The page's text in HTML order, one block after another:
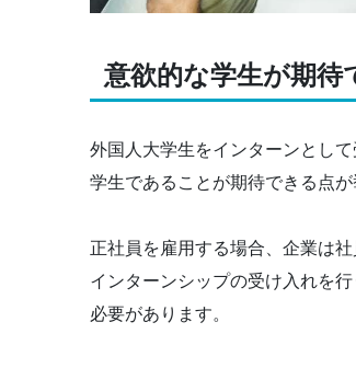
意欲的な学生が期待
外国人大学生をインターンとし
学生であることが期待できる点が
正社員を雇用する場合、企業は
インターンシップの受け入れを
必要があります。